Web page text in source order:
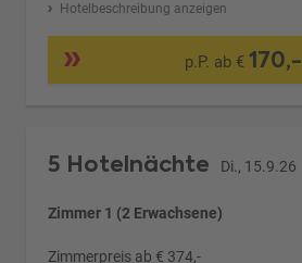
Hotelbeschreibung anzeigen
p.P. ab € 170,-
5 Hotelnächte Di., 15.9.26
Zimmer 1 (2 Erwachsene)
Zimmerpreis ab € 374,-